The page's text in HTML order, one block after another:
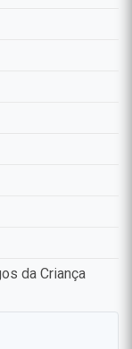
da Criança